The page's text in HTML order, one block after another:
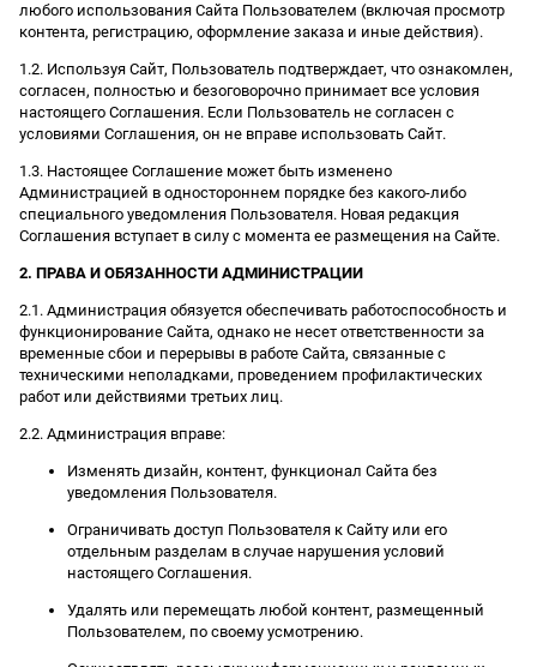
любого использования Сайта Пользователем (включая просмотр
контента, регистрацию, оформление заказа и иные действия).
1.2. Используя Сайт, Пользователь подтверждает, что ознакомлен,
согласен, полностью и безоговорочно принимает все условия
настоящего Соглашения. Если Пользователь не согласен с
условиями Соглашения, он не вправе использовать Сайт.
1.3. Настоящее Соглашение может быть изменено
Администрацией в одностороннем порядке без какого-либо
специального уведомления Пользователя. Новая редакция
Соглашения вступает в силу с момента ее размещения на Сайте.
2. ПРАВА И ОБЯЗАННОСТИ АДМИНИСТРАЦИИ
2.1. Администрация обязуется обеспечивать работоспособность и
функционирование Сайта, однако не несет ответственности за
временные сбои и перерывы в работе Сайта, связанные с
техническими неполадками, проведением профилактических
работ или действиями третьих лиц.
2.2. Администрация вправе:
Изменять дизайн, контент, функционал Сайта без
уведомления Пользователя.
Ограничивать доступ Пользователя к Сайту или его
отдельным разделам в случае нарушения условий
настоящего Соглашения.
Удалять или перемещать любой контент, размещенный
Пользователем, по своему усмотрению.